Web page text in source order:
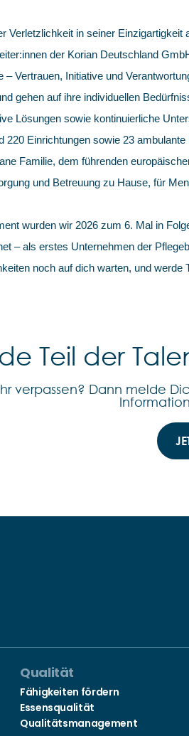
Verletzlichkeit in seiner Einzigartigkeit
der Korian Deutschland
– Vertrauen, Initiative und
gehen auf ihre individuellen
Lösungen sowie kontinuierliche
220 Einrichtungen sowie 23
Familie, dem führenden
und Betreuung zu Hause, für
wurden wir 2026 zum 6. Mal in
– als erstes Unternehmen der
noch auf dich warten, und werde
Teil der
verpassen? Dann melde
Qualität
Fähigkeiten fördern
Essensqualität
Qualitätsmanagement